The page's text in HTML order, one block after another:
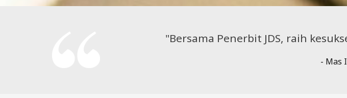
"Bersama Penerbit JDS, raih
- Mas